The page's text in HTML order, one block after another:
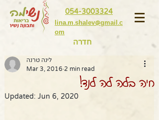
lina.m.shalev@gmail.c
om
054-3003324
חדרה
חיה בלה לה לנד!
לינה טרנה
Mar 3, 2016 2 min read
Updated: Jun 6, 2020